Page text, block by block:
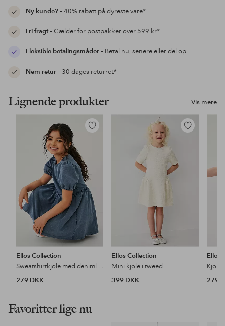
Ny kunde?– 40% rabatt på dyreste vare*
Fri fragt– Gælder for postpakker over 599 kr*
Fleksible betalingsmåder– Betal nu, senere eller del op
Nem retur– 30 dages returret*
Vis mere
Lignende produkter
Tilføj
Ellos Collection
Sweatshirtkjole med denimlook
279 DKK
Tilføj
Ellos Collection
Mini kjole i tweed
399 DKK
Ellos
Kjole
279
Favoritter lige nu